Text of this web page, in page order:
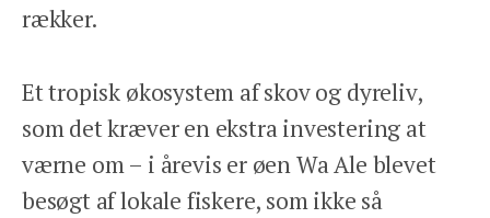
rækker.
Et tropisk økosystem af skov og dyreliv,
som det kræver en ekstra investering at
værne om – i årevis er øen Wa Ale blevet
besøgt af lokale fiskere, som ikke så